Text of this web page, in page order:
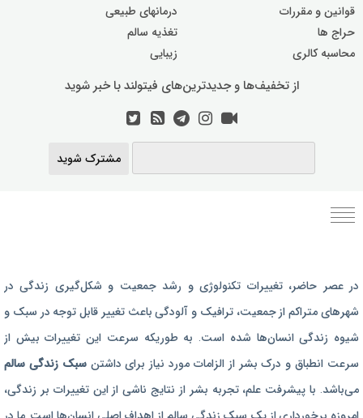
قوانین و مقررات
حراج ها
محاسبه کالری
درمانهای طبیعی
تغذیه سالم
زیبایی
از تخفیف‌ها و جدیدترین‌های فیتولند با خبر شوید
مشترک شوید
رژیم غذایی بارداری
برنامه رژیم درمانی
برنامه تمرین بدنسازی
برنامه تمرینی
در عصر حاضر،‌ تغییرات تکنولوژی و رشد جمعیت و شکل‌گیری زندگی‌ در
شهرهای متراکم از جمعیت، ترافیک و آلودگی باعث تغییر قابل توجه در سبک و
شیوه زندگی انسان‌ها شده است. به طوریکه سرعت این تغییرات بیش از
سرعت انطباق و درک بشر از الزامات مورد نیاز برای داشتنسبک زندگی سالم
می‌باشد. با پیشرفت علم، تجربه بشر از نتایج ناشی از این تغییرات بر زندگی،
امروزه برخورداری از یک سبک زندگی سالم از اهداف اصلی انسان‌ها است. ما در